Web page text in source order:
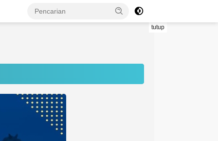
tutup